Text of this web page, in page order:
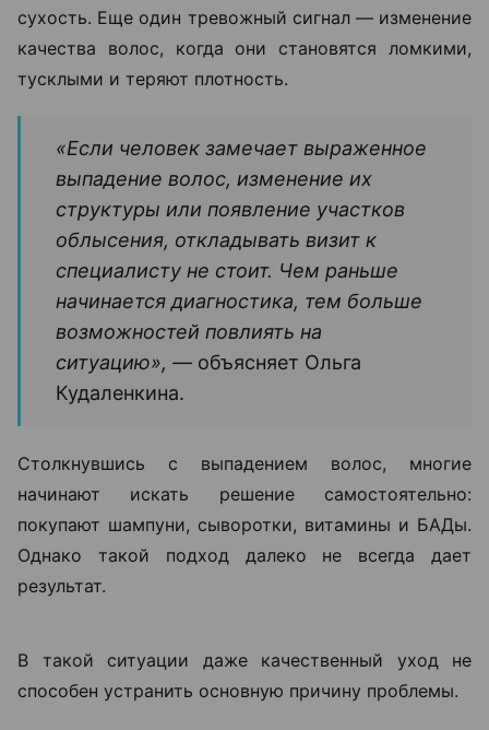
Поводом для консультации трихолога могут стать
не только выпадение волос, но и изменения кожи
головы. Например, зуд, покраснение, шелушение,
повышенная жирность или, наоборот, выраженная
сухость. Еще один тревожный сигнал — изменение
качества волос, когда они становятся ломкими,
тусклыми и теряют плотность.
выпадение волос, изменение их
структуры или появление участков
облысения, откладывать визит к
ситуацию», —
объясняет Ольга
Кудаленкина.